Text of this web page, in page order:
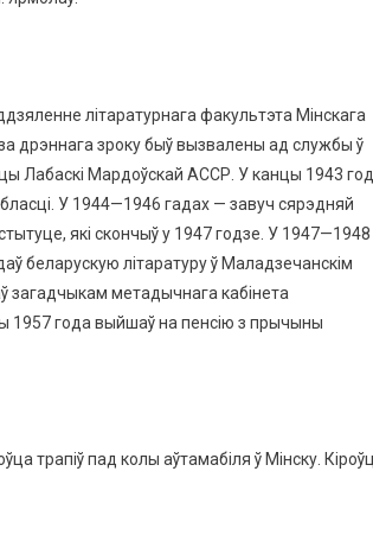
літаратурнага факультэта Мінскага
дрэннага зроку быў вызвалены ад службы ў
Лабаскі Мардоўскай АССР. У канцы 1943
У 1944—1946 гадах — завуч сярэдняй
які скончыў у 1947 годзе. У 1947—1948
беларускую літаратуру ў Маладзечанскім
загадчыкам метадычнага кабінета
1957 года выйшаў на пенсію з прычыны
трапіў пад колы аўтамабіля ў Мінску.